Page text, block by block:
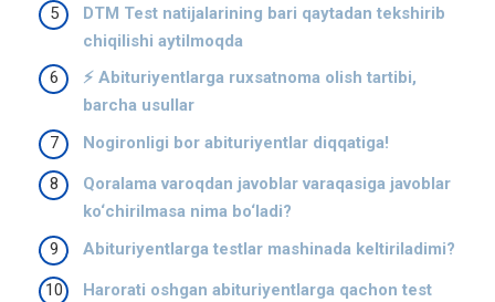
DTM Test natijalarining bari qaytadan tekshirib
chiqilishi aytilmoqda
⚡️ Abituriyentlarga ruxsatnoma olish tartibi,
barcha usullar
Nogironligi bor abituriyentlar diqqatiga!
Qoralama varoqdan javoblar varaqasiga javoblar
ko‘chirilmasa nima bo‘ladi?
Abituriyentlarga testlar mashinada keltiriladimi?
Harorati oshgan abituriyentlarga qachon test